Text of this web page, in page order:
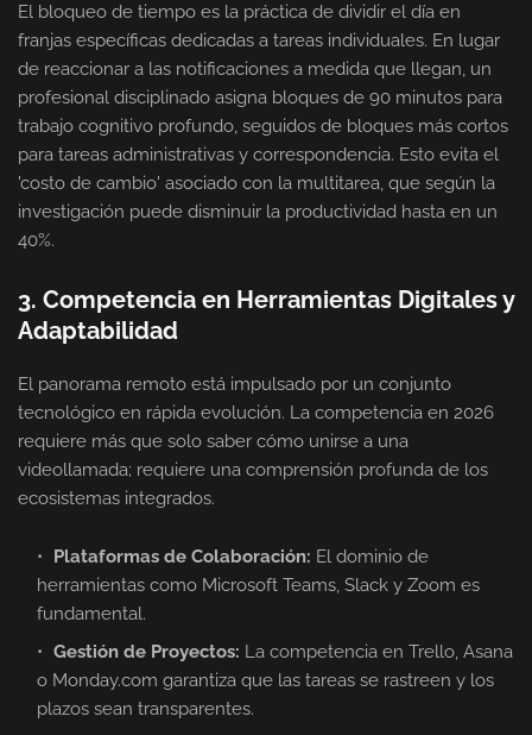
El bloqueo de tiempo es la práctica de dividir el día en
franjas específicas dedicadas a tareas individuales. En lugar
de reaccionar a las notificaciones a medida que llegan, un
profesional disciplinado asigna bloques de 90 minutos para
trabajo cognitivo profundo, seguidos de bloques más cortos
para tareas administrativas y correspondencia. Esto evita el
'costo de cambio' asociado con la multitarea, que según la
investigación puede disminuir la productividad hasta en un
40%.
3. Competencia en Herramientas Digitales y
Adaptabilidad
El panorama remoto está impulsado por un conjunto
tecnológico en rápida evolución. La competencia en 2026
requiere más que solo saber cómo unirse a una
videollamada; requiere una comprensión profunda de los
ecosistemas integrados.
Plataformas de Colaboración: El dominio de
herramientas como Microsoft Teams, Slack y Zoom es
fundamental.
Gestión de Proyectos: La competencia en Trello, Asana
o Monday.com garantiza que las tareas se rastreen y los
plazos sean transparentes.